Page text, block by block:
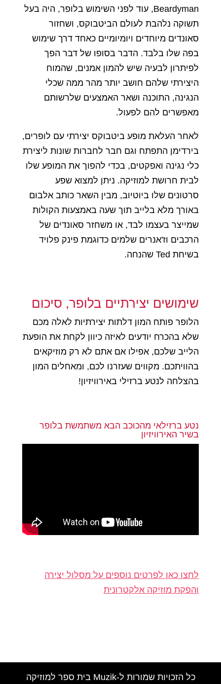
Beardyman, עוד לפני השימוש בלופר, היה בעל
תשוקה נלהבת לעולם הביטבוקס, ושחזור
סאונדים מיוחדים ויומיומיים כאחד דרך שימוש
בפה שלו בלבד. הדבר בסופו של דבר הפך
לפיתרון לבעיה שיש להמון אמנים, שהמוח
היצירתי שלהם חושב יותר מהר ממה שכלי
הנגינה, התוכנה ושאר האמצעים שלרשותם
מאפשרים להם לפעול.
לאחר העלאת מופע ביטבוקס יצירתי עם לופרים,
בירדימן התפתח וגם חבר לחברות שונות ליצירת
כלי נגינה ואפקטים, בכדי להפוך את המופע שלו
לבית חרושת למוזיקה. ניתן למצוא שפע
סרטונים שלו ביוטיוב, מבין השאר כותב אלבום
באורך מלא בלייב תוך שעה באמצעות הקולות
שמייצר בעצמו לבד, או משחזר סאונדים של
הרכבים וז'אנרים שלמים כדוגמת פינק פלויד
בשיחת Ted שהנחה.
שימושים יצירתיים בלופר, סיכום
הלופר פותח המון דלתות יצירתיות לאלה מכם
שלא בהכרח יודעים לאיזה כיוון לקחת את הופעת
הלייב שלכם, אפילו אם אתם לא רק מוזיקאים
בהוויתכם. מקווים שעזרנו לכם, ומאחלים המון
בהצלחה לנטע ברזילי באירוויזיון!
נטע ברזילאי מהכוכב הבא משתמשת בלופר
בשיר האירוויזיון
לחצו כאן לפרטים נוספים על מסלול יצירה
והפקת מוזיקה אלקטרונית
כל הזכויות שמורות ל-Muzik בית ספר למוזיקה